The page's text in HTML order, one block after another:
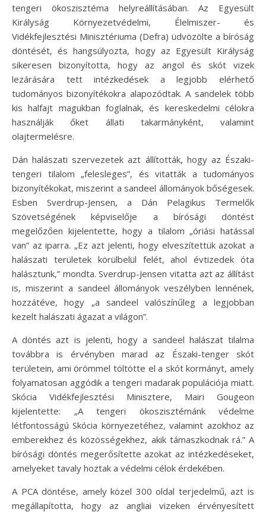
tengeri ökoszisztéma helyreállításában. Az Egyesült
Királyság Környezetvédelmi, Élelmiszer- és
Vidékfejlesztési Minisztériuma (Defra) üdvözölte a bíróság
döntését, és hangsúlyozta, hogy az Egyesült Királyság
sikeresen bizonyította, hogy az angol és skót vizek
lezárására tett intézkedések a legjobb elérhető
tudományos bizonyítékokra alapozódtak. A sandelek több
kis halfajt magukban foglalnak, és kereskedelmi célokra
használják őket állati takarmányként, valamint
olajtermelésre.
Dán halászati szervezetek azt állították, hogy az Északi-
tengeri tilalom „felesleges”, és vitatták a tudományos
bizonyítékokat, miszerint a sandeel állományok bőségesek.
Esben Sverdrup-Jensen, a Dán Pelagikus Termelők
Szövetségének képviselője a bírósági döntést
megelőzően kijelentette, hogy a tilalom „óriási hatással
van” az iparra. „Ez azt jelenti, hogy elveszítettük azokat a
halászati területek körülbelül felét, ahol évtizedek óta
halásztunk,” mondta. Sverdrup-Jensen vitatta azt az állítást
is, miszerint a sandeel állományok veszélyben lennének,
hozzátéve, hogy „a sandeel valószínűleg a legjobban
kezelt halászati ágazat a világon”.
A döntés azt is jelenti, hogy a sandeel halászat tilalma
továbbra is érvényben marad az Északi-tenger skót
területein, ami örömmel töltötte el a skót kormányt, amely
folyamatosan aggódik a tengeri madarak populációja miatt.
Skócia Vidékfejlesztési Minisztere, Mairi Gougeon
kijelentette: „A tengeri ökoszisztémánk védelme
létfontosságú Skócia környezetéhez, valamint azokhoz az
emberekhez és közösségekhez, akik támaszkodnak rá.” A
bírósági döntés megerősítette azokat az intézkedéseket,
amelyeket tavaly hoztak a védelmi célok érdekében.
A PCA döntése, amely közel 300 oldal terjedelmű, azt is
megállapította, hogy az angliai vizeken érvényesített